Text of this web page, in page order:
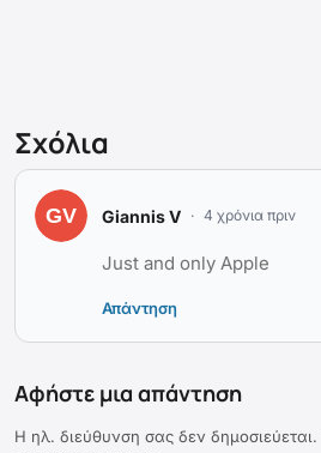
Σχόλια
Giannis V 4 χρόνια πριν
Just and only Apple
Απάντηση
Αφήστε μια απάντηση
Η ηλ. διεύθυνση σας δεν δημοσιεύεται.